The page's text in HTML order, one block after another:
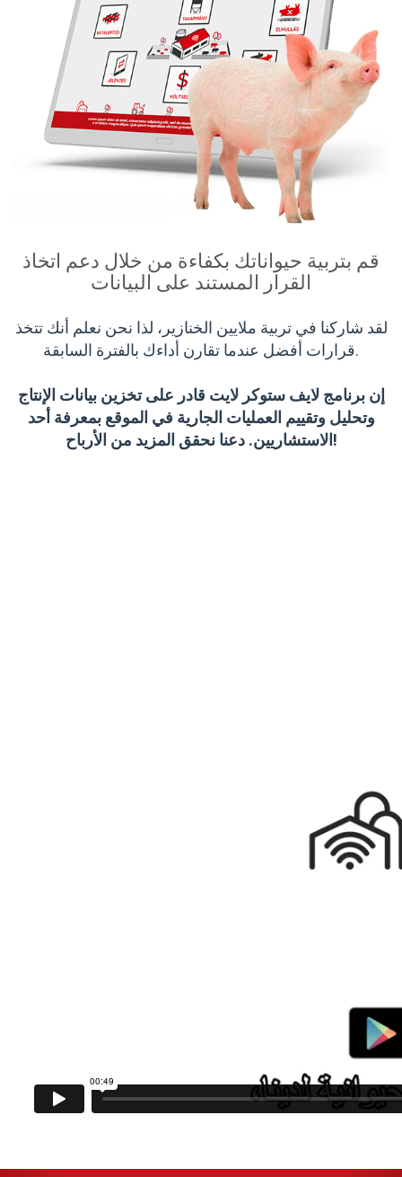
قم بتربية حيواناتك بكفاءة من خلال دعم اتخاذ
القرار المستند على البيانات
لقد شاركنا في تربية ملايين الخنازير، لذا نحن نعلم أنك تتخذ
قرارات أفضل عندما تقارن أداءك بالفترة السابقة.
إن برنامج لايف ستوكر لايت قادر على تخزين بيانات الإنتاج
وتحليل وتقييم العمليات الجارية في الموقع بمعرفة أحد
الاستشاريين. دعنا نحقق المزيد من الأرباح!